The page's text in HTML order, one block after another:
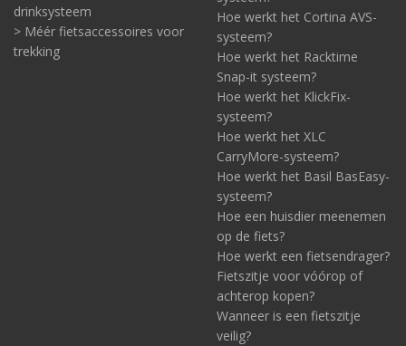
drinksysteem
> Méér fietsaccessoires voor
trekking
Hoe werkt het Cortina AVS-
systeem?
Hoe werkt het Racktime
Snap-it systeem?
Hoe werkt het KlickFix-
systeem?
Hoe werkt het XLC
CarryMore-systeem?
Hoe werkt het Basil BasEasy-
systeem?
Hoe een huisdier meenemen
op de fiets?
Hoe werkt een fietsendrager?
Fietszitje voor vóórop of
achterop kopen?
Wanneer is een fietszitje
veilig?